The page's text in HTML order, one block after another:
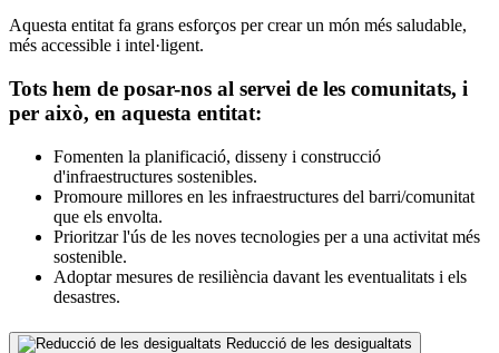
Aquesta entitat fa grans esforços per crear un món més saludable,
més accessible i intel·ligent.
Tots hem de posar-nos al servei de les comunitats, i
per això, en aquesta entitat:
Fomenten la planificació, disseny i construcció
d'infraestructures sostenibles.
Promoure millores en les infraestructures del barri/comunitat
que els envolta.
Prioritzar l'ús de les noves tecnologies per a una activitat més
sostenible.
Adoptar mesures de resiliència davant les eventualitats i els
desastres.
Reducció de les desigualtats